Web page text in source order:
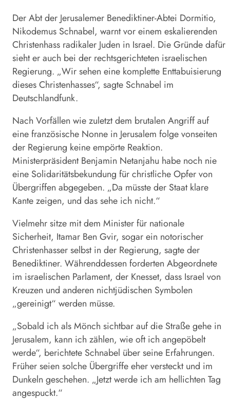
Der Abt der Jerusalemer Benediktiner-Abtei Dormitio,
Nikodemus Schnabel, warnt vor einem eskalierenden
Christenhass radikaler Juden in Israel. Die Gründe dafür
sieht er auch bei der rechtsgerichteten israelischen
Regierung. „Wir sehen eine komplette Enttabuisierung
dieses Christenhasses“, sagte Schnabel im
Deutschlandfunk.
Nach Vorfällen wie zuletzt dem brutalen Angriff auf
eine französische Nonne in Jerusalem folge vonseiten
der Regierung keine empörte Reaktion.
Ministerpräsident Benjamin Netanjahu habe noch nie
eine Solidaritätsbekundung für christliche Opfer von
Übergriffen abgegeben. „Da müsste der Staat klare
Kante zeigen, und das sehe ich nicht.“
Vielmehr sitze mit dem Minister für nationale
Sicherheit, Itamar Ben Gvir, sogar ein notorischer
Christenhasser selbst in der Regierung, sagte der
Benediktiner. Währenddessen forderten Abgeordnete
im israelischen Parlament, der Knesset, dass Israel von
Kreuzen und anderen nichtjüdischen Symbolen
„gereinigt“ werden müsse.
„Sobald ich als Mönch sichtbar auf die Straße gehe in
Jerusalem, kann ich zählen, wie oft ich angepöbelt
werde“, berichtete Schnabel über seine Erfahrungen.
Früher seien solche Übergriffe eher versteckt und im
Dunkeln geschehen. „Jetzt werde ich am hellichten Tag
angespuckt.“